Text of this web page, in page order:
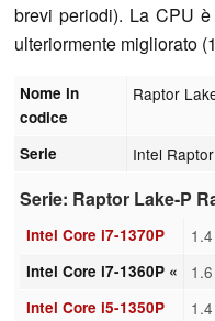
brevi periodi). La CPU
ulteriormente migliorato
Nome in
codice
Raptor
Serie Intel
Serie: Raptor Lake-P
Intel Core i7-1370P
Intel Core i7-1360P «
Intel Core i5-1350P